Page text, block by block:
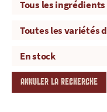
ANNULER LA RECHERCHE